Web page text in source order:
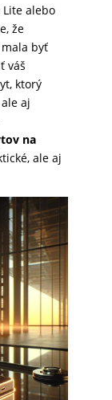
alebo
že
byť
váš
ktorý
aj
na
ale aj